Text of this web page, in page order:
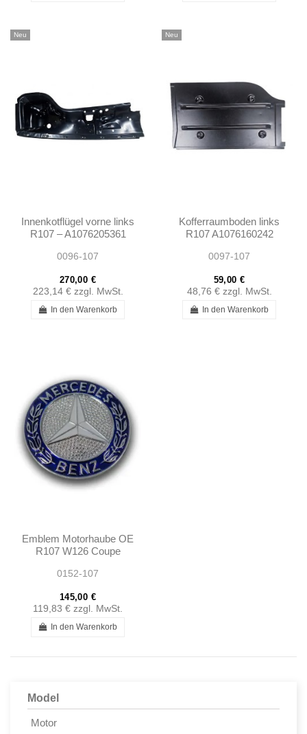
Neu
Innenkotflügel vorne links
R107 – A1076205361
0096-107
270,00 €
223,14 € zzgl. MwSt.
In den Warenkorb
Neu
Kofferraumboden links
R107 A1076160242
0097-107
59,00 €
48,76 € zzgl. MwSt.
In den Warenkorb
Emblem Motorhaube OE
R107 W126 Coupe
A1078800088
0152-107
145,00 €
119,83 € zzgl. MwSt.
In den Warenkorb
Model
Motor